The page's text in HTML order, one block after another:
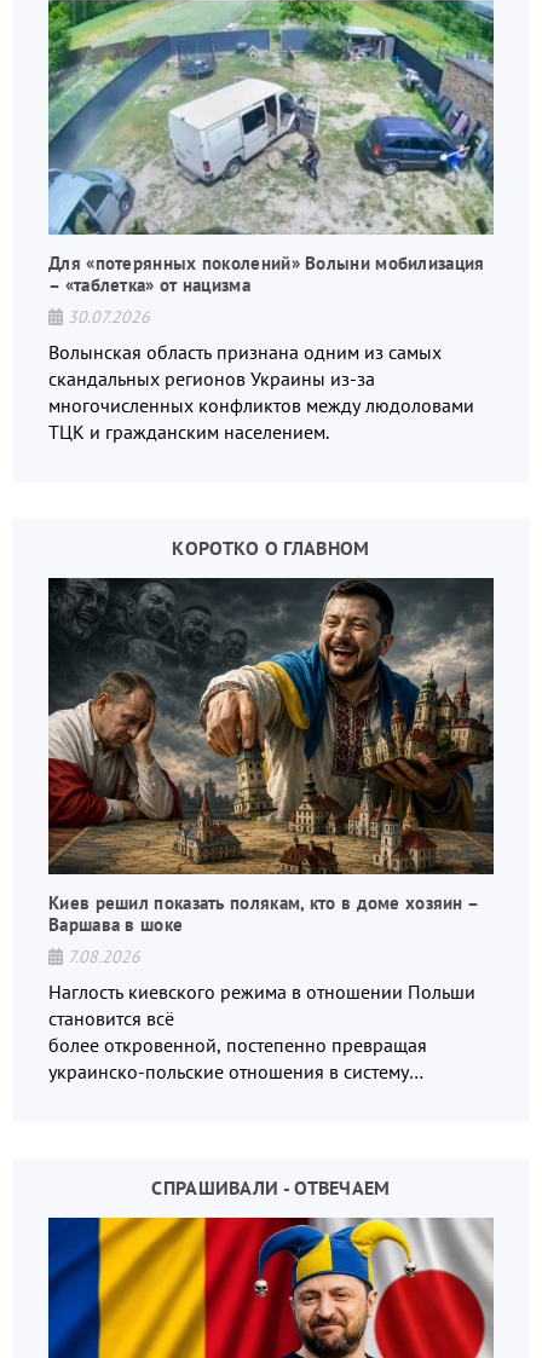
Для «потерянных поколений» Волыни мобилизация
– «таблетка» от нацизма
30.07.2026
Волынская область признана одним из самых
скандальных регионов Украины из-за
многочисленных конфликтов между людоловами
ТЦК и гражданским населением.
КОРОТКО О ГЛАВНОМ
Киев решил показать полякам, кто в доме хозяин –
Варшава в шоке
7.08.2026
Наглость киевского режима в отношении Польши
становится всё
более откровенной, постепенно превращая
украинско-польские отношения в систему
СПРАШИВАЛИ - ОТВЕЧАЕМ